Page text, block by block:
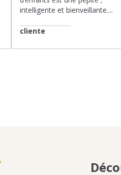
intelligente et bienveillante....
cliente